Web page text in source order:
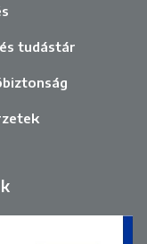
tudástár